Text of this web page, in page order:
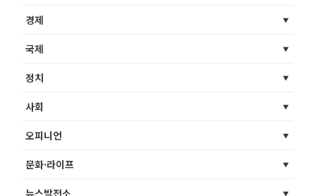
경제
국제
정치
사회
오피니언
문화·라이프